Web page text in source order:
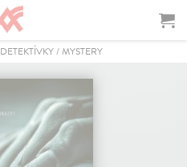
DETEKTÍVKY / MYSTERY